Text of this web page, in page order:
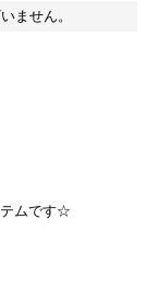
ません。
テムです☆